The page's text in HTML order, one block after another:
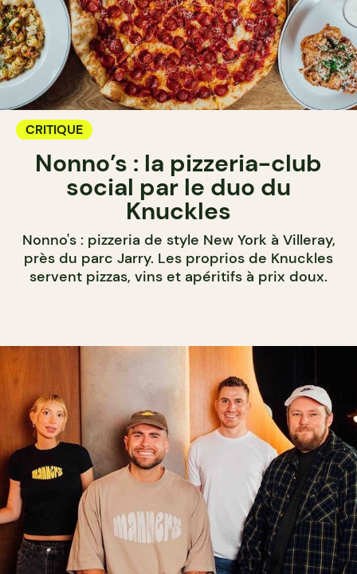
CRITIQUE
Nonno’s : la pizzeria-club
social par le duo du
Knuckles
Nonno's : pizzeria de style New York à Villeray,
près du parc Jarry. Les proprios de Knuckles
servent pizzas, vins et apéritifs à prix doux.